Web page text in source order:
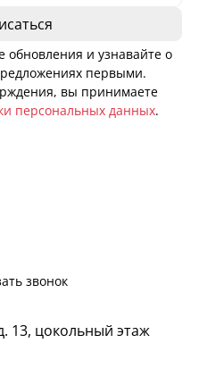
и узнавайте о
первыми.
вы принимаете
персональных данных.
звонок
13, цокольный этаж